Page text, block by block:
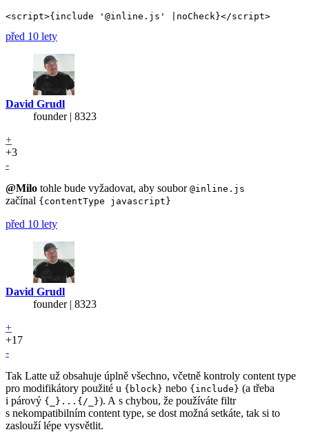
před 10 lety
David Grudl
founder | 8323
+
+3
-
@Milo tohle bude vyžadovat, aby soubor @inline.js
začínal {contentType javascript}
před 10 lety
David Grudl
founder | 8323
+
+17
-
Tak Latte už obsahuje úplně všechno, včetně kontroly content type
pro modifikátory použité u {block} nebo {include} (a třeba
i párový {_}...{/_}). A s chybou, že používáte filtr
s nekompatibilním content type, se dost možná setkáte, tak si to
zaslouží lépe vysvětlit.